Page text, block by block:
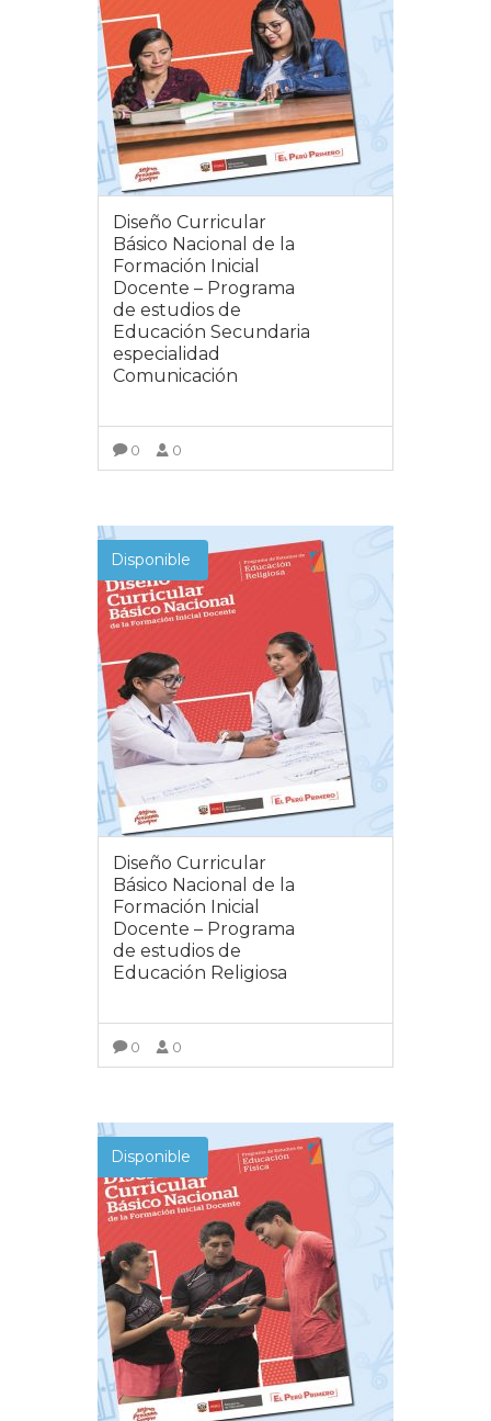
Diseño Curricular
Básico Nacional de la
Formación Inicial
Docente – Programa
de estudios de
Educación Secundaria
especialidad
Comunicación
0 0
Disponible
Diseño Curricular
Básico Nacional de la
Formación Inicial
Docente – Programa
de estudios de
Educación Religiosa
0 0
Disponible